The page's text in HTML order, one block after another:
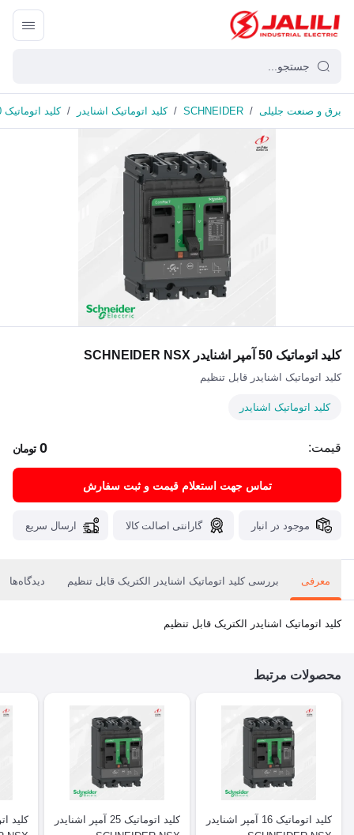
برق و صنعت جلیلی /
SCHNEIDER
/ کلید اتوماتیک اشنایدر / کلید اتوماتیک 50 آمپر اشنایدر SCHNEIDER NSX
کلید اتوماتیک 50 آمپر اشنایدر SCHNEIDER NSX
کلید اتوماتیک اشنایدر قابل تنظیم
کلید اتوماتیک اشنایدر
قیمت: 0 تومان
تماس جهت استعلام قیمت و ثبت سفارش
موجود در انبار گارانتی اصالت کالا ارسال سریع
معرفی بررسی کلید اتوماتیک اشنایدر الکتریک قابل تنظیم دیدگاه‌ها
کلید اتوماتیک اشنایدر الکتریک قابل تنظیم
محصولات مرتبط
کلید اتوماتیک 16 آمپر اشنایدر
کلید اتوماتیک 25 آمپر اشنایدر